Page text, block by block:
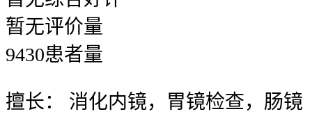
暂无评价量
9430患者量
擅长：
消化内镜，胃镜检查，肠镜